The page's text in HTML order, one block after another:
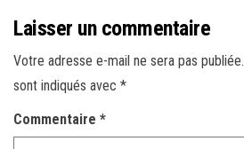
Laisser un commentaire
Votre adresse e-mail ne sera pas publiée.
sont indiqués avec *
Commentaire *